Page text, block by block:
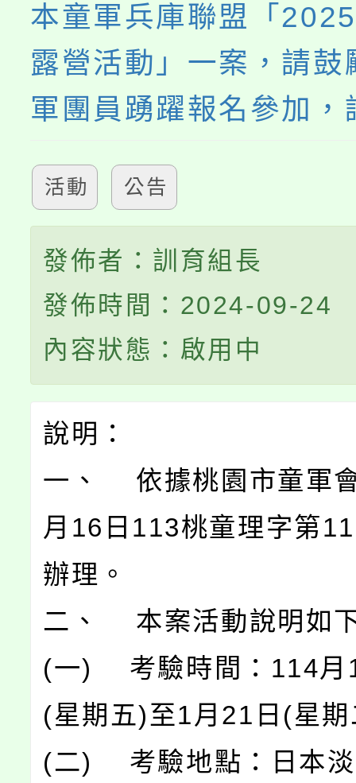
本童軍兵庫聯盟「
露營活動」一案，請鼓
軍團員踴躍報名參加，
活動 公告
發佈者：訓育組長
發佈時間：2024-09-24
內容狀態：啟用中
說明：
一、 依據桃園市童軍
月16日113桃童理字第
辦理。
二、 本案活動說明如
(一) 考驗時間：114月
(星期五)至1月21日(星
(二) 考驗地點：日本淡